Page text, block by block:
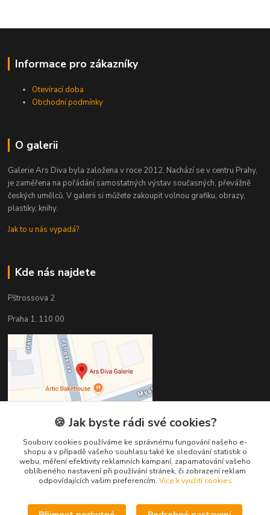
Informace pro zákazníky
Otevírací doba
Obchodní podmínky
O galerii
Galerie Ars Diva byla založena v roce 2012. Nachází se v centru Prahy,
je zaměřena na pořádání samostatných výstav současných, převážně
českých umělců. V galerii si můžete zakoupit volnou grafiku, obrazy,
plastiky, knihy.
Jak to u nás vypadá?
Kde nás najdete
Pštrossova 2
Praha 1, 110 00
Kontakty
Věra Hédervári
🍪 Jak byste rádi své cookies?
Soubory cookies používáme ke správnému fungování našeho e-
shopu a v případě vašeho souhlasu také ke sledování statistik o
webu, měření efektivity reklamních kampaní, zapamatování vašeho
oblíbeného nastavení při používání stránek, či zobrazení reklam
odpovídajících vašim preferencím. Více k využití cookies